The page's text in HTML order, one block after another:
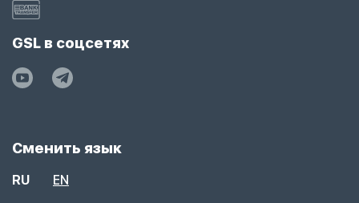
GSL в соцсетях
Сменить язык
RU EN